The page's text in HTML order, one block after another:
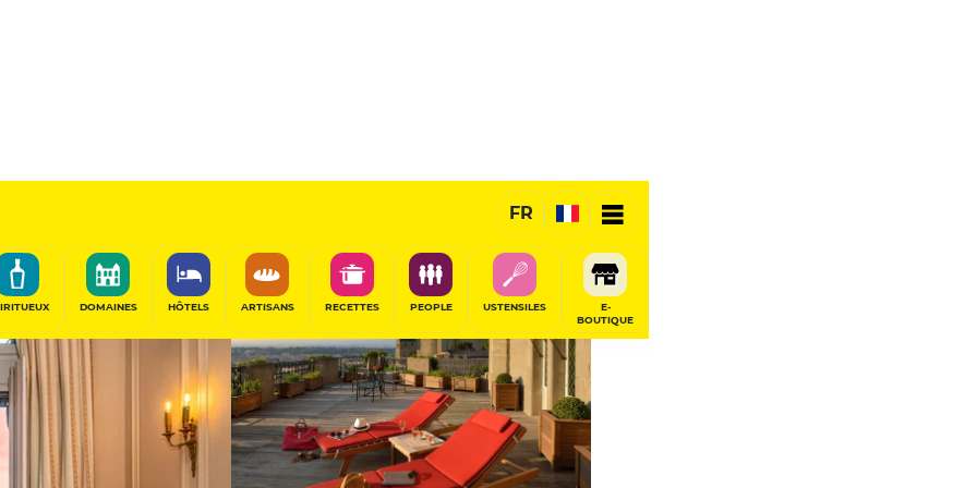
FR
DOMAINES HÔTELS ARTISANS RECETTES PEOPLE USTENSILES
E-
BOUTIQUE
Hôtel d'Exception